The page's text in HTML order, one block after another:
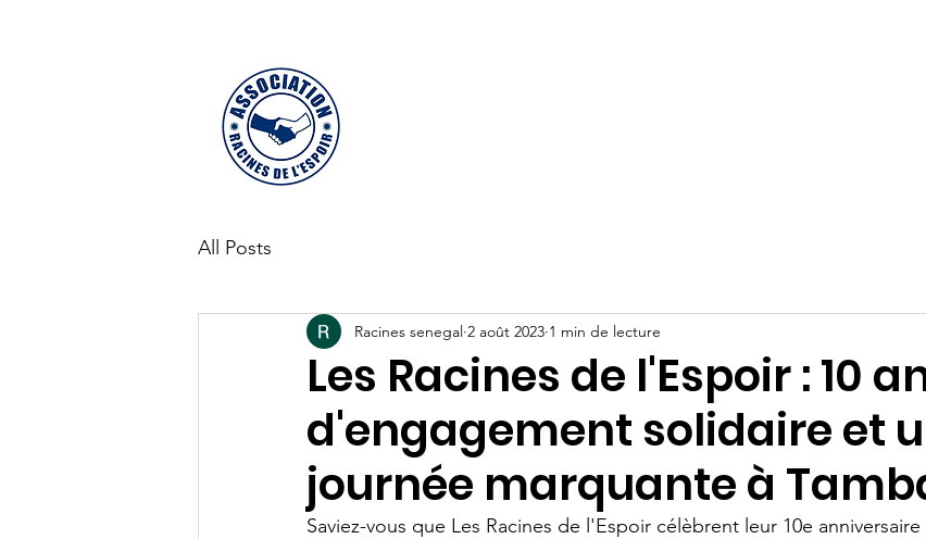
All Posts
Les Racines de l'Espoir : 10
d'engagement solidaire et
journée marquante à
Racines senegal 2 août 2023 1 min de lecture
Saviez-vous que Les Racines de l'Espoir célèbrent leur 10e